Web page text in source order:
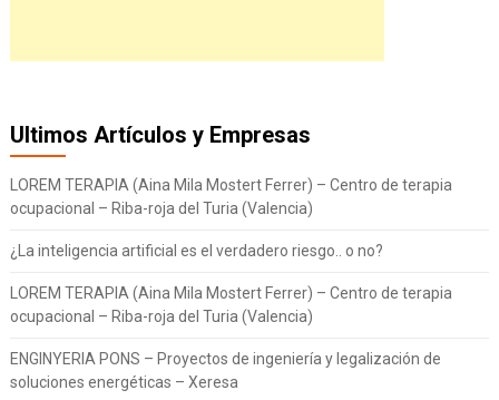
Ultimos Artículos y Empresas
LOREM TERAPIA (Aina Mila Mostert Ferrer) – Centro de terapia
ocupacional – Riba-roja del Turia (Valencia)
¿La inteligencia artificial es el verdadero riesgo.. o no?
LOREM TERAPIA (Aina Mila Mostert Ferrer) – Centro de terapia
ocupacional – Riba-roja del Turia (Valencia)
ENGINYERIA PONS – Proyectos de ingeniería y legalización de
soluciones energéticas – Xeresa